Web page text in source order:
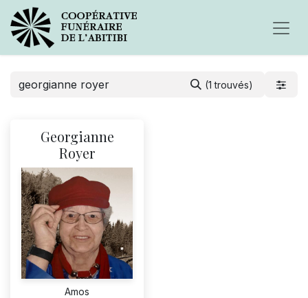
(1 trouvés)
Georgianne
Royer
Amos